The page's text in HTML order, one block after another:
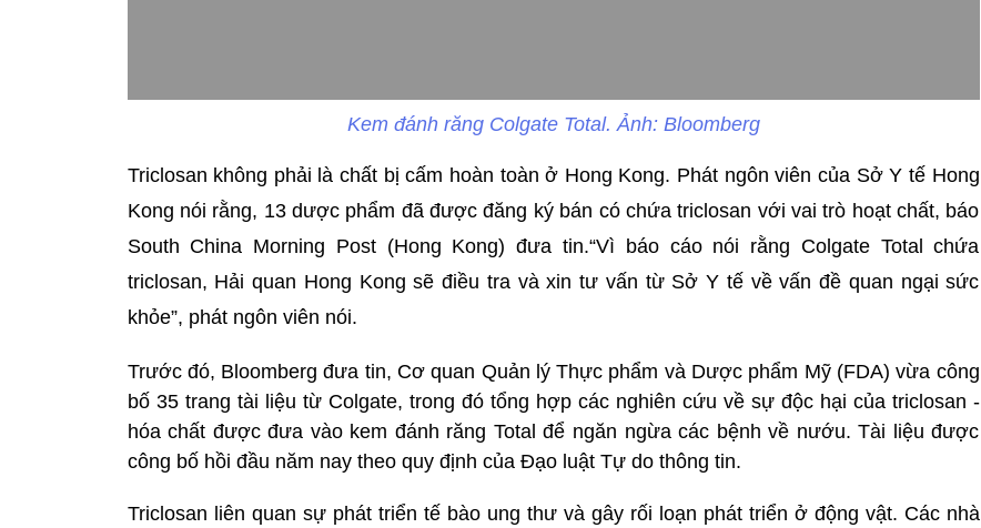
Kem đánh răng Colgate Total. Ảnh: Bloomberg
Triclosan không phải là chất bị cấm hoàn toàn ở Hong Kong. Phát ngôn viên của Sở Y tế Hong
Kong nói rằng, 13 dược phẩm đã được đăng ký bán có chứa triclosan với vai trò hoạt chất, báo
South China Morning Post (Hong Kong) đưa tin.“Vì báo cáo nói rằng Colgate Total chứa
triclosan, Hải quan Hong Kong sẽ điều tra và xin tư vấn từ Sở Y tế về vấn đề quan ngại sức
khỏe”, phát ngôn viên nói.
Trước đó, Bloomberg đưa tin, Cơ quan Quản lý Thực phẩm và Dược phẩm Mỹ (FDA) vừa công
bố 35 trang tài liệu từ Colgate, trong đó tổng hợp các nghiên cứu về sự độc hại của triclosan -
hóa chất được đưa vào kem đánh răng Total để ngăn ngừa các bệnh về nướu. Tài liệu được
công bố hồi đầu năm nay theo quy định của Đạo luật Tự do thông tin.
Triclosan liên quan sự phát triển tế bào ung thư và gây rối loạn phát triển ở động vật. Các nhà